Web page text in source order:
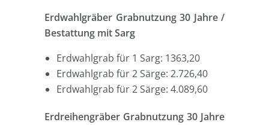
Erdwahlgräber Grabnutzung 30 Jahre /
Bestattung mit Sarg
Erdwahlgrab für 1 Sarg: 1363,20
Erdwahlgrab für 2 Särge: 2.726,40
Erdwahlgrab für 2 Särge: 4.089,60
Erdreihengräber Grabnutzung 30 Jahre